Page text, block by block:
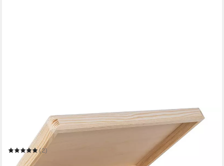
CREATIVE DECO
Aufbewahrungsbox Holzkiste mit Deckel Erinnerungsbox
(2)
ab 19,95 €